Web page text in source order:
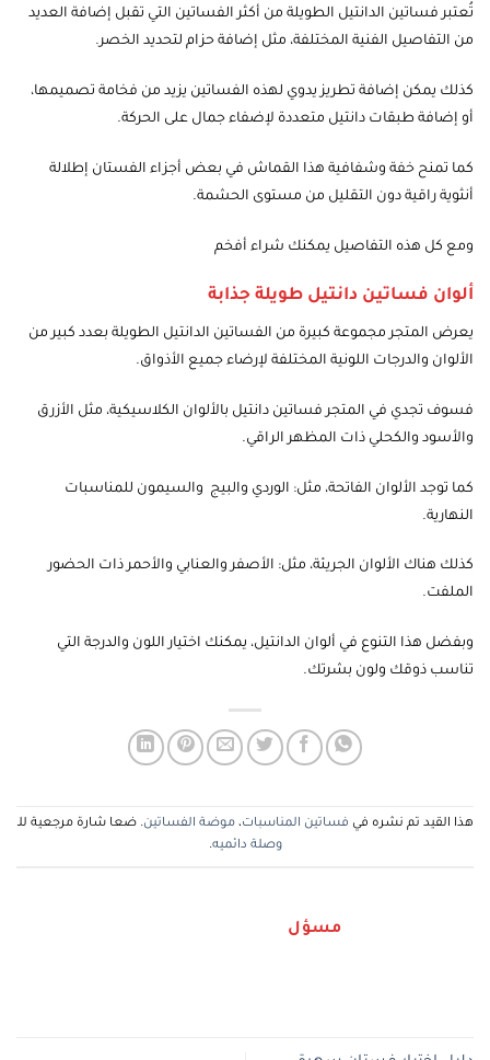
تُعتبر فساتين الدانتيل الطويلة من أكثر الفساتين التي تقبل إضافة العديد
من التفاصيل الفنية المختلفة، مثل إضافة حزام لتحديد الخصر.
كذلك يمكن إضافة تطريز يدوي لهذه الفساتين يزيد من فخامة تصميمها،
أو إضافة طبقات دانتيل متعددة لإضفاء جمال على الحركة.
كما تمنح خفة وشفافية هذا القماش في بعض أجزاء الفستان إطلالة
أنثوية راقية دون التقليل من مستوى الحشمة.
ومع كل هذه التفاصيل يمكنك شراء أفخم
ألوان فساتين دانتيل طويلة جذابة
يعرض المتجر مجموعة كبيرة من الفساتين الدانتيل الطويلة بعدد كبير من
الألوان والدرجات اللونية المختلفة لإرضاء جميع الأذواق.
فسوف تجدي في المتجر فساتين دانتيل بالألوان الكلاسيكية، مثل الأزرق
والأسود والكحلي ذات المظهر الراقي.
كما توجد الألوان الفاتحة، مثل: الوردي والبيج والسيمون للمناسبات
النهارية.
كذلك هناك الألوان الجريئة، مثل: الأصفر والعنابي والأحمر ذات الحضور
الملفت.
وبفضل هذا التنوع في ألوان الدانتيل، يمكنك اختيار اللون والدرجة التي
تناسب ذوقك ولون بشرتك.
هذا القيد تم نشره في فساتين المناسبات،موضة الفساتين. ضعا شارة مرجعية للـ
وصلة دائميه.
مسؤل